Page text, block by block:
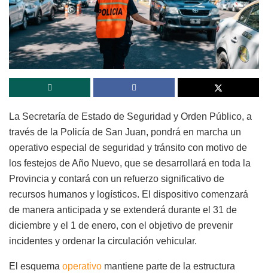
La Secretaría de Estado de Seguridad y Orden Público, a
través de la Policía de San Juan, pondrá en marcha un
operativo especial de seguridad y tránsito con motivo de
los festejos de Año Nuevo, que se desarrollará en toda la
Provincia y contará con un refuerzo significativo de
recursos humanos y logísticos. El dispositivo comenzará
de manera anticipada y se extenderá durante el 31 de
diciembre y el 1 de enero, con el objetivo de prevenir
incidentes y ordenar la circulación vehicular.
El esquema operativo mantiene parte de la estructura